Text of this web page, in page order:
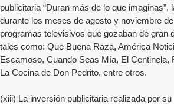
publicitaria “Duran más de lo que imaginas”,
durante los meses de agosto y noviembre
programas televisivos que gozaban de gran
tales como: Que Buena Raza, América
Escamoso, Cuando Seas Mía, El Centinela,
La Cocina de Don Pedrito, entre otros.
(xiii) La inversión publicitaria realizada por